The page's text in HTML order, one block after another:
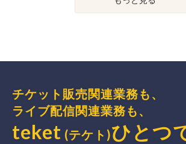
チケット販売関連業務も、
ライブ配信関連業務も、
teket (テケト)ひとつ